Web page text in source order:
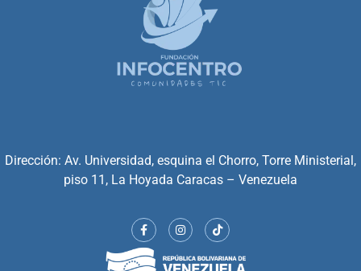
Dirección: Av. Universidad, esquina el Chorro, Torre Ministerial,
piso 11, La Hoyada Caracas – Venezuela